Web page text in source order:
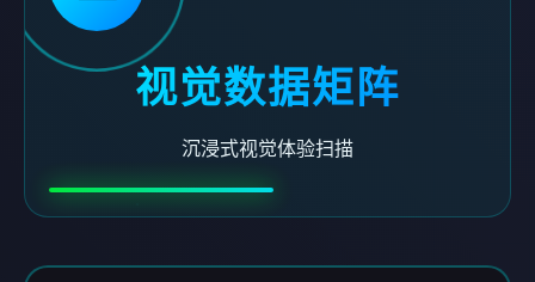
视觉数据矩阵
沉浸式视觉体验扫描